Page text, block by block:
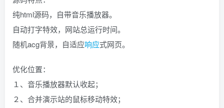
纯html源码，自带音乐播放器。
自动打字特效，网站总运行时间。
随机acg背景，自适应响应式网页。
优化位置：
１、音乐播放器默认收起；
２、合并演示站的鼠标移动特效；
登录密码
记住登录
QQ登录